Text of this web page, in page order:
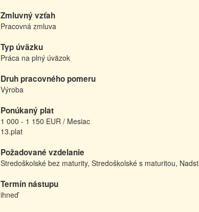
Zmluvný vzťah
Pracovná zmluva
Typ úväzku
Práca na plný úväzok
Druh pracovného pomeru
Výroba
Ponúkaný plat
1 000 - 1 150 EUR / Mesiac
13.plat
Požadované vzdelanie
Stredoškolské bez maturity, Stredoškolské s maturitou,
Termín nástupu
ihneď